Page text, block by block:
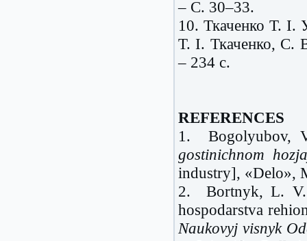
– С. 30–33.
10. Ткаченко Т. І.
Т. І. Ткаченко,
– 234 с.
REFERENCES
1. Bogolyubov,
gostinichnom
industry], «Delo»,
2. Bortnyk, L. V.
hospodarstva
Naukovyj visnyk